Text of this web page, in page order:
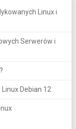
Linux i
Serwerów i
Debian 12